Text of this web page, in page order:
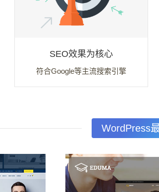
SEO效果为核心
符合Google等主流搜索引擎
WordPress